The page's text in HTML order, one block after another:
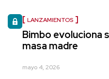
LANZAMIENTOS
Bimbo evoluciona
masa madre
mayo 4, 2026